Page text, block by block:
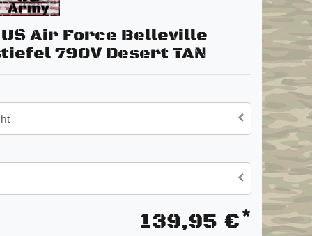
Air Force Belleville
790V Desert TAN
139,95 €*